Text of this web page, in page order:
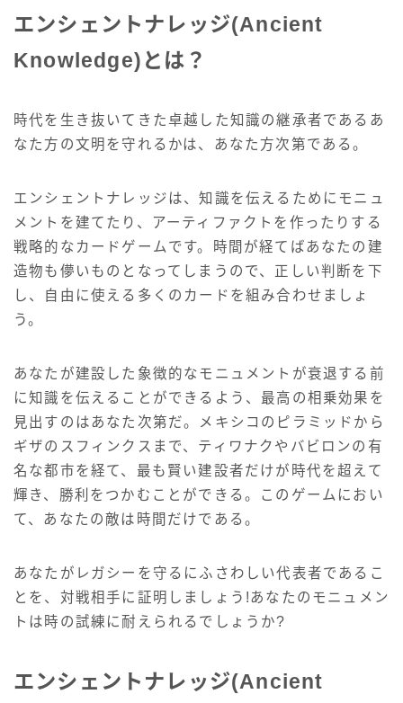
エンシェントナレッジ(Ancient
Knowledge)とは？
時代を生き抜いてきた卓越した知識の継承者であるあ
なた方の文明を守れるかは、あなた方次第である。
エンシェントナレッジは、知識を伝えるためにモニュ
メントを建てたり、アーティファクトを作ったりする
戦略的なカードゲームです。時間が経てばあなたの建
造物も儚いものとなってしまうので、正しい判断を下
し、自由に使える多くのカードを組み合わせましょ
う。
あなたが建設した象徴的なモニュメントが衰退する前
に知識を伝えることができるよう、最高の相乗効果を
見出すのはあなた次第だ。メキシコのピラミッドから
ギザのスフィンクスまで、ティワナクやバビロンの有
名な都市を経て、最も賢い建設者だけが時代を超えて
輝き、勝利をつかむことができる。このゲームにおい
て、あなたの敵は時間だけである。
あなたがレガシーを守るにふさわしい代表者であるこ
とを、対戦相手に証明しましょう!あなたのモニュメン
トは時の試練に耐えられるでしょうか?
エンシェントナレッジ(Ancient